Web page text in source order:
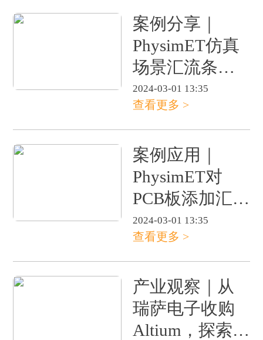
案例分享｜
PhysimET仿真
场景汇流条系
列（下）
2024-03-01 13:35
查看更多 >
案例应用｜
PhysimET对
PCB板添加汇流
条的散热效果
分析（上）
2024-03-01 13:35
查看更多 >
产业观察｜从
瑞萨电子收购
Altium，探索国